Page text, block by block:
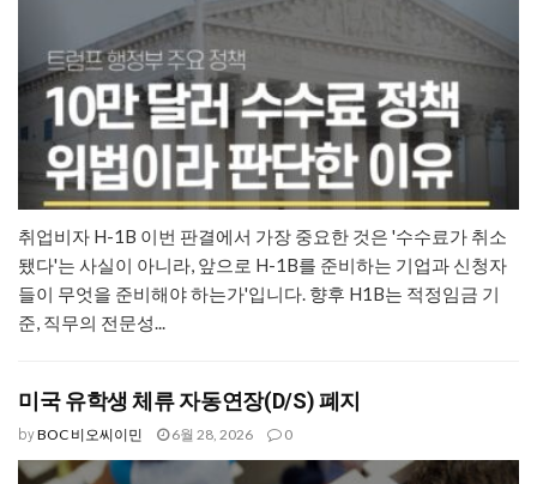
취업비자 H-1B 이번 판결에서 가장 중요한 것은 '수수료가 취소
됐다'는 사실이 아니라, 앞으로 H-1B를 준비하는 기업과 신청자
들이 무엇을 준비해야 하는가'입니다. 향후 H1B는 적정임금 기
준, 직무의 전문성...
미국 유학생 체류 자동연장(D/S) 폐지
byBOC 비오씨이민 6월 28, 2026 0